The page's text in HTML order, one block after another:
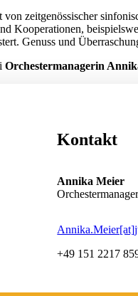
von zeitgenössischer
Kooperationen,
Genuss und
Orchestermanagerin
Kontakt
Annika Meier
+49 151 2217